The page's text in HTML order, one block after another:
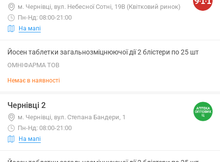
м. Чернівці, вул. Небесної Сотні, 19В (Квітковий ринок)
Пн-Нд: 08:00-21:00
На мапі
Йосен таблетки загальнозміцнюючої дії 2 блістери по 25 шт
ОМНІФАРМА ТОВ
Немає в наявності
Чернівці 2
м. Чернівці, вул. Степана Бандери, 1
Пн-Нд: 08:00-21:00
На мапі